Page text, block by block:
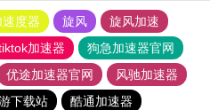
度器 旋风
旋风加速
加速器
狗急加速器官网
优途加速器官网
风驰加速器
下载站
酷通加速器